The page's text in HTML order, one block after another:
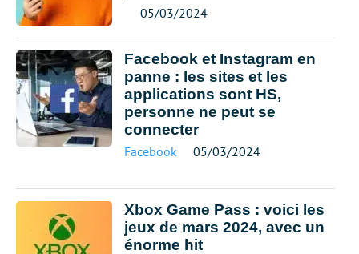
05/03/2024
Facebook et Instagram en
panne : les sites et les
applications sont HS,
personne ne peut se
connecter
Facebook 05/03/2024
Xbox Game Pass : voici les
jeux de mars 2024, avec un
énorme hit